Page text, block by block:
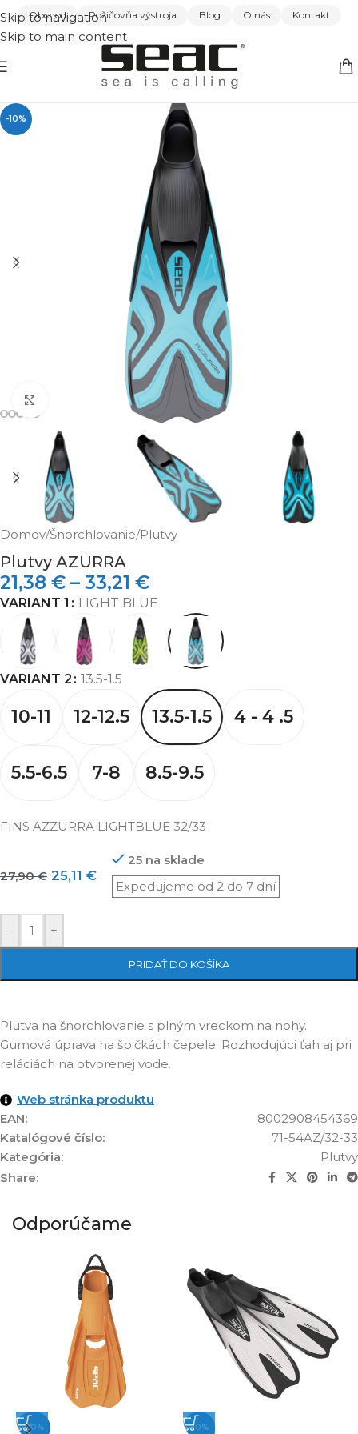
Skip to navigation
Skip to main content
Obchod Požičovňa výstroja Blog O nás Kontakt
-10%
Klikni pre zväčšenie
Domov/Šnorchlovanie/Plutvy
Plutvy AZURRA
21,38 € – 33,21 €
VARIANT 1 LIGHT BLUE
VARIANT 2 13.5-1.5
10-11 12-12.5 13.5-1.5 4 - 4 .5
5.5-6.5 7-8 8.5-9.5
FINS AZZURRA LIGHTBLUE 32/33
27,90€ 25,11 €
25 na sklade
- +
PRIDAŤ DO KOŠÍKA
Plutva na šnorchlovanie s plným vreckom na nohy.
Gumová úprava na špičkách čepele. Rozhodujúci ťah aj pri
reláciách na otvorenej vode.
Web stránka produktu
EAN:
8002908454369
Katalógové číslo:
71-54AZ/32-33
Kategória:
Plutvy
Share:
Odporúčame
-20% -10%